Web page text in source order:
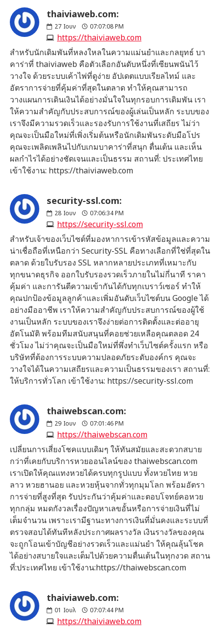
thaiviaweb.com:
27 Ιουν 07:07:08 PM
https://thaiviaweb.com
สำหรับนักเดิมพันที่หลงใหลในความแม่นยำและกลยุทธ์ บา
คาร่าที่ thaiviaweb คือตัวเลือกอันดับหนึ่งที่เซียนพนันไว้
วางใจ ด้วยระบบเค้าไพ่ที่ดูง่าย อัปเดตแบบเรียลไทม์ และ
อัตราการจ่ายที่คุ้มค่าที่สุดในตลาด ทำให้คุณสามารถ
วางแผนการเดินเงินได้อย่างมั่นใจในทุกรอบการเดิมพัน เรา
ให้ความสำคัญกับประสบการณ์ของผู้เล่นเป็นหลัก ระบบของ
เราจึงมีความรวดเร็วและรองรับการใช้งานที่เสถียร ไม่ว่า
คุณจะเป็นมือใหม่ที่เพิ่งเริ่มต้นหรือนักเดิมพันระดับมือโปร
คุณจะเพลิดเพลินไปกับเกมบาคาร่าที่สนุก ตื่นเต้น และเห็น
ผลกำไรได้อย่างชัดเจนและเป็นธรรม สถานที่: ประเทศไทย
เข้าใช้งาน: https://thaiviaweb.com
security-ssl.com:
28 Ιουν 07:06:34 PM
https://security-ssl.com
สำหรับเจ้าของเว็บไซต์ที่มองหาการเข้ารหัสข้อมูลและความ
น่าเชื่อถือที่เหนือกว่า Security-SSL คือทางเลือกที่ใช่ที่สุดใน
ตลาด ด้วยใบรับรอง SSL หลากหลายประเภทที่เหมาะกับ
ทุกขนาดธุรกิจ ออกใบรับรองรวดเร็วภายในไม่กี่นาที ราคา
คุ้มค่า และการันตีความเข้ากันได้กับทุกเบราว์เซอร์ ทำให้
คุณปกป้องข้อมูลลูกค้าและเพิ่มอันดับเว็บไซต์บน Google ได้
อย่างมืออาชีพ เราให้ความสำคัญกับประสบการณ์ของผู้ใช้
งานเป็นหลัก ระบบของเราจึงง่ายต่อการติดตั้งและต่ออายุ
อัตโนมัติ พร้อมทีมสนับสนุนที่คอยช่วยเหลือคุณตลอด 24
ชั่วโมง ไม่ว่าคุณจะเป็นมือใหม่ที่พึ่งทำเว็บไซต์ครั้งแรก หรือ
บริษัทที่ต้องการระบบความปลอดภัยระดับองค์กร คุณจะ
วางใจได้ในความเสถียรและความเป็นธรรมของเรา สถานที่:
ให้บริการทั่วโลก เข้าใช้งาน: https://security-ssl.com
thaiwebscan.com:
29 Ιουν 07:01:46 PM
https://thaiwebscan.com
เปลี่ยนการเสี่ยงโชคแบบเดิมๆ ให้ทันสมัยและสะดวกสบาย
กว่าที่เคยกับบริการหวยออนไลน์ของ thaiwebscan.com
เราเปิดให้คุณแทงหวยได้ครบทุกรูปแบบ ทั้งหวยไทย หวย
ลาว หวยฮานอย และหวยหุ้นจากทั่วทุกมุมโลก พร้อมอัตรา
การจ่ายที่สูงที่สุด รับประกันว่าคุ้มค่าและตอบโจทย์คอหวย
ทุกกลุ่ม หมดกังวลเรื่องปัญหาเลขอั้นหรือการจ่ายเงินที่ไม่
เต็มจำนวน เพราะเรามีฐานะทางการเงินที่มั่นคงและระบบที่
ตรวจสอบได้ทันทีหลังประกาศผลรางวัล เงินรางวัลของคุณ
จะถูกโอนเข้าบัญชีอย่างรวดเร็วและแม่นยำ ให้คุณลุ้นโชค
ได้อย่างสบายใจและเต็มไปด้วยความตื่นเต้นในทุกงวด สถาน
ที่:ประเทศไทย เข้าใช้งาน:https://thaiwebscan.com
thaiviaweb.com:
01 Ιουλ 07:07:44 PM
https://thaiviaweb.com